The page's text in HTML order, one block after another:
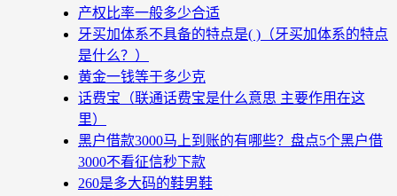
产权比率一般多少合适
牙买加体系不具备的特点是( )（牙买加体系的特点
是什么？）
黄金一钱等于多少克
话费宝（联通话费宝是什么意思 主要作用在这
里）
黑户借款3000马上到账的有哪些？盘点5个黑户借
3000不看征信秒下款
260是多大码的鞋男鞋